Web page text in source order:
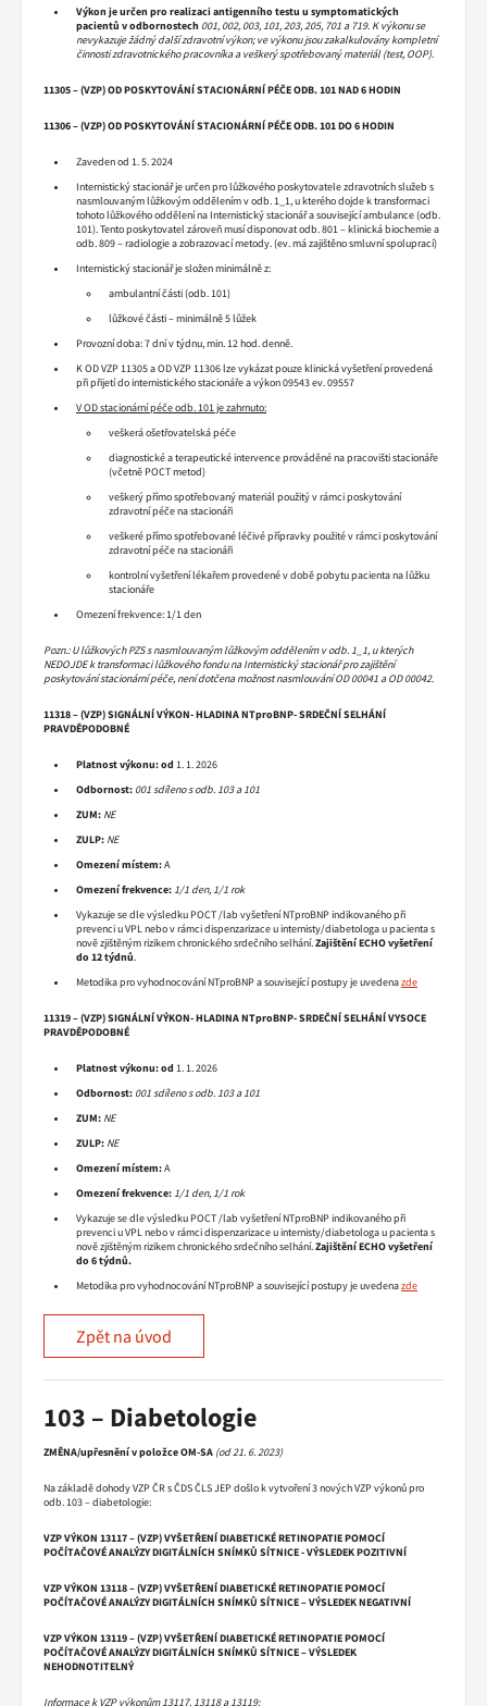
Výkon je určen pro realizaci antigenního testu u symptomatických
pacientů v odbornostech 001, 002, 003, 101, 203, 205, 701 a 719. K výkonu se
nevykazuje žádný další zdravotní výkon; ve výkonu jsou zakalkulovány kompletní
činnosti zdravotnického pracovníka a veškerý spotřebovaný materiál (test, OOP).
11305 – (VZP) OD POSKYTOVÁNÍ STACIONÁRNÍ PÉČE ODB. 101 NAD 6 HODIN
11306 – (VZP) OD POSKYTOVÁNÍ STACIONÁRNÍ PÉČE ODB. 101 DO 6 HODIN
Zaveden od 1. 5. 2024
Internistický stacionář je určen pro lůžkového poskytovatele zdravotních služeb s
nasmlouvaným lůžkovým oddělením v odb. 1_1, u kterého dojde k transformaci
tohoto lůžkového oddělení na Internistický stacionář a související ambulance (odb.
101). Tento poskytovatel zároveň musí disponovat odb. 801 – klinická biochemie a
odb. 809 – radiologie a zobrazovací metody. (ev. má zajištěno smluvní spoluprací)
Internistický stacionář je složen minimálně z:
ambulantní části (odb. 101)
lůžkové části – minimálně 5 lůžek
Provozní doba: 7 dní v týdnu, min. 12 hod. denně.
K OD VZP 11305 a OD VZP 11306 lze vykázat pouze klinická vyšetření provedená
při přijetí do internistického stacionáře a výkon 09543 ev. 09557
V OD stacionární péče odb. 101 je zahrnuto:
veškerá ošetřovatelská péče
diagnostické a terapeutické intervence prováděné na pracovišti stacionáře
(včetně POCT metod)
veškerý přímo spotřebovaný materiál použitý v rámci poskytování
zdravotní péče na stacionáři
veškeré přímo spotřebované léčivé přípravky použité v rámci poskytování
zdravotní péče na stacionáři
kontrolní vyšetření lékařem provedené v době pobytu pacienta na lůžku
stacionáře
Omezení frekvence: 1/1 den
Pozn.: U lůžkových PZS s nasmlouvaným lůžkovým oddělením v odb. 1_1, u kterých
NEDOJDE k transformaci lůžkového fondu na Internistický stacionář pro zajištění
poskytování stacionární péče, není dotčena možnost nasmlouvání OD 00041 a OD 00042.
11318 – (VZP) SIGNÁLNÍ VÝKON- HLADINA NTproBNP- SRDEČNÍ SELHÁNÍ
PRAVDĚPODOBNÉ
Platnost výkonu:od 1. 1. 2026
Odbornost: 001 sdíleno s odb. 103 a 101
ZUM: NE
ZULP: NE
Omezení místem:A
Omezení frekvence: 1/1 den, 1/1 rok
Vykazuje se dle výsledku POCT /lab vyšetření NTproBNP indikovaného při
prevenci u VPL nebo v rámci dispenzarizace u internisty/diabetologa u pacienta s
nově zjištěným rizikem chronického srdečního selhání.Zajištění ECHO vyšetření
do 12 týdnů.
Metodika pro vyhodnocování NTproBNP a související postupy je uvedenazde
11319 – (VZP) SIGNÁLNÍ VÝKON- HLADINA NTproBNP- SRDEČNÍ SELHÁNÍ VYSOCE
PRAVDĚPODOBNÉ
Platnost výkonu:od 1. 1. 2026
Odbornost: 001 sdíleno s odb. 103 a 101
ZUM: NE
ZULP: NE
Omezení místem:A
Omezení frekvence: 1/1 den, 1/1 rok
Vykazuje se dle výsledku POCT /lab vyšetření NTproBNP indikovaného při
prevenci u VPL nebo v rámci dispenzarizace u internisty/diabetologa u pacienta s
nově zjištěným rizikem chronického srdečního selhání.Zajištění ECHO vyšetření
do 6 týdnů.
Metodika pro vyhodnocování NTproBNP a související postupy je uvedenazde
Zpět na úvod
103 – Diabetologie
ZMĚNA/upřesnění v položce OM-SA (od 21. 6. 2023)
Na základě dohody VZP ČR s ČDS ČLS JEP došlo k vytvoření 3 nových VZP výkonů pro
odb. 103 – diabetologie:
VZP VÝKON 13117 – (VZP) VYŠETŘENÍ DIABETICKÉ RETINOPATIE POMOCÍ
POČÍTAČOVÉ ANALÝZY DIGITÁLNÍCH SNÍMKŮ SÍTNICE - VÝSLEDEK POZITIVNÍ
VZP VÝKON 13118 – (VZP) VYŠETŘENÍ DIABETICKÉ RETINOPATIE POMOCÍ
POČÍTAČOVÉ ANALÝZY DIGITÁLNÍCH SNÍMKŮ SÍTNICE – VÝSLEDEK NEGATIVNÍ
VZP VÝKON 13119 – (VZP) VYŠETŘENÍ DIABETICKÉ RETINOPATIE POMOCÍ
POČÍTAČOVÉ ANALÝZY DIGITÁLNÍCH SNÍMKŮ SÍTNICE – VÝSLEDEK
NEHODNOTITELNÝ
Informace k VZP výkonům 13117, 13118 a 13119: